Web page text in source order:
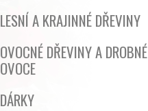
LESNÍ A KRAJINNÉ DŘEVINY
OVOCNÉ DŘEVINY A DROBNÉ
OVOCE
DÁRKY